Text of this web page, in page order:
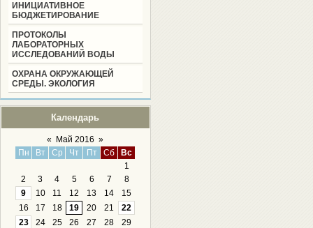
ИНИЦИАТИВНОЕ
БЮДЖЕТИРОВАНИЕ
ПРОТОКОЛЫ
ЛАБОРАТОРНЫХ
ИССЛЕДОВАНИЙ ВОДЫ
ОХРАНА ОКРУЖАЮЩЕЙ
СРЕДЫ. ЭКОЛОГИЯ
Календарь
« Май 2016 »
Пн
Вт Ср Чт Пт Сб
Вс
1
2
3 4 5 6 7
8
9
10 11 12 13 14
15
16
17 18 19 20 21
22
23
24 25 26 27 28
29